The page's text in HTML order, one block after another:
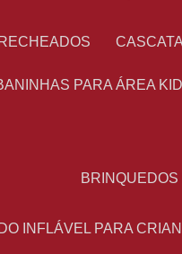
PARA ÁREA
INFLÁVEL PARA